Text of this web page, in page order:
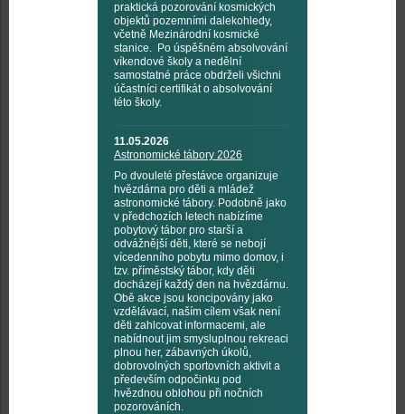
praktická pozorování kosmických
objektů pozemními dalekohledy,
včetně Mezinárodní kosmické
stanice. Po úspěšném absolvování
víkendové školy a nedělní
samostatné práce obdrželi všichni
účastníci certifikát o absolvování
této školy.
11.05.2026
Astronomické tábory 2026
Po dvouleté přestávce organizuje
hvězdárna pro děti a mládež
astronomické tábory. Podobně jako
v předchozích letech nabízíme
pobytový tábor pro starší a
odvážnější děti, které se nebojí
vícedenního pobytu mimo domov, i
tzv. příměstský tábor, kdy děti
docházejí každý den na hvězdárnu.
Obě akce jsou koncipovány jako
vzdělávací, naším cílem však není
děti zahlcovat informacemi, ale
nabídnout jim smysluplnou rekreaci
plnou her, zábavných úkolů,
dobrovolných sportovních aktivit a
především odpočinku pod
hvězdnou oblohou při nočních
pozorováních.